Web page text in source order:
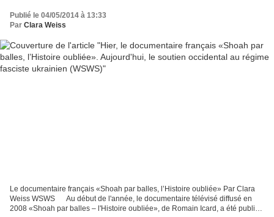
(WSWS)
Publié le 04/05/2014 à 13:33
Par Clara Weiss
Le documentaire français «Shoah par balles, l’Histoire oubliée» Par Clara
Weiss WSWS Au début de l'année, le documentaire télévisé diffusé en
2008 «Shoah par balles – l'Histoire oubliée», de Romain Icard, a été publié